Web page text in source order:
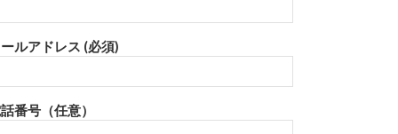
ルアドレス (必須)
番号（任意）